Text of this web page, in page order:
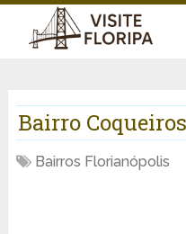
Bairro
Bairros Florianópolis